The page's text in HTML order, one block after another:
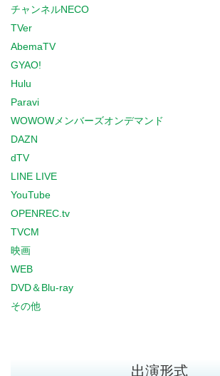
チャンネルNECO
TVer
AbemaTV
GYAO!
Hulu
Paravi
WOWOWメンバーズオンデマンド
DAZN
dTV
LINE LIVE
YouTube
OPENREC.tv
TVCM
映画
WEB
DVD＆Blu-ray
その他
出演形式